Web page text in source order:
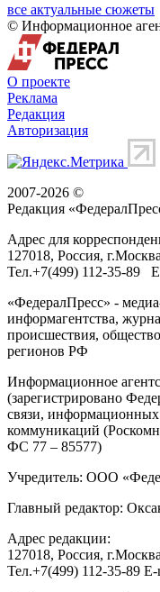
все актуальные сюжеты
© Информационное
О проекте
Реклама
Редакция
Авторизация
2007-2026 ©
Редакция «
Адрес для
127018, Россия, г.Москва
Тел.+7(499) 112-35-89
«ФедералПресс» -
информагентства,
происшествия,
регионов РФ
Информационное
(зарегистрировано
связи,
коммуникаций
ФС 77 – 85577)
Учредитель: ООО
Главный редактор:
Адрес редакции:
127018, Россия,
Тел.+7(499) 112-35-89